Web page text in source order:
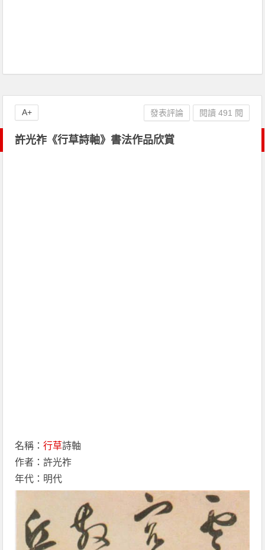
許光祚《行草詩軸》書法作品欣賞
名稱：行草詩軸
作者：許光祚
年代：明代
發表評論 閱讀 491 閱
A+